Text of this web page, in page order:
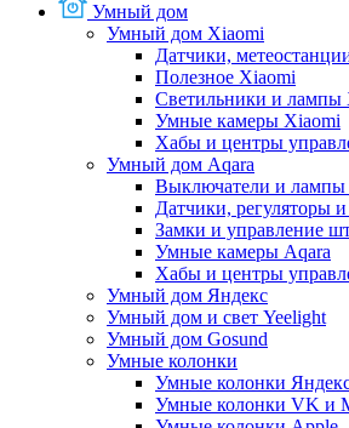
Умный дом
Умный дом Xiaomi
Датчики,
Полезное Xiaomi
Светильники и лампы
Умные камеры Xiaomi
Хабы и центры
Умный дом Aqara
Выключатели и лампы
Датчики, регуляторы
Замки и управление
Умные камеры Aqara
Хабы и центры
Умный дом Яндекс
Умный дом и свет Yeelight
Умный дом Gosund
Умные колонки
Умные колонки
Умные колонки VK и